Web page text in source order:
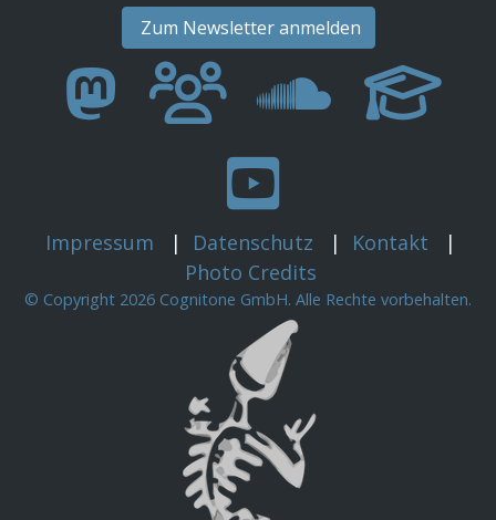
Zum Newsletter anmelden
Impressum | Datenschutz | Kontakt
|
Photo Credits
© Copyright 2026 Cognitone GmbH. Alle Rechte vorbehalten.